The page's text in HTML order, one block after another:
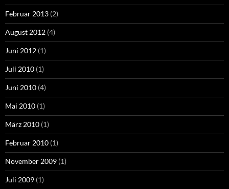
Februar 2013 (2)
August 2012 (4)
Juni 2012 (1)
Juli 2010 (1)
Juni 2010 (4)
Mai 2010 (1)
März 2010 (1)
Februar 2010 (1)
November 2009 (1)
Juli 2009 (1)